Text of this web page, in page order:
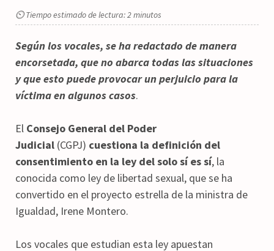
⏲ Tiempo estimado de lectura: 2 minutos
Según los vocales, se ha redactado de manera
encorsetada, que no abarca todas las situaciones
y que esto puede provocar un perjuicio para la
víctima en algunos casos.
El Consejo General del Poder
Judicial (CGPJ) cuestiona la definición del
consentimiento en la ley del solo sí es sí, la
conocida como ley de libertad sexual, que se ha
convertido en el proyecto estrella de la ministra de
Igualdad, Irene Montero.
Los vocales que estudian esta ley apuestan